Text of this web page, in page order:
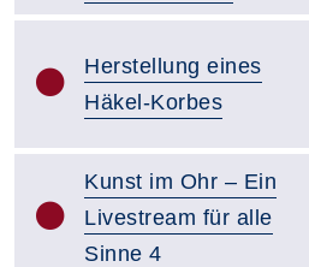
Herstellung eines
Häkel-Korbes
Kunst im Ohr – Ein
Livestream für alle
Sinne 4